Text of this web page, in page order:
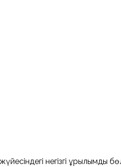
негізгі құрылымдық